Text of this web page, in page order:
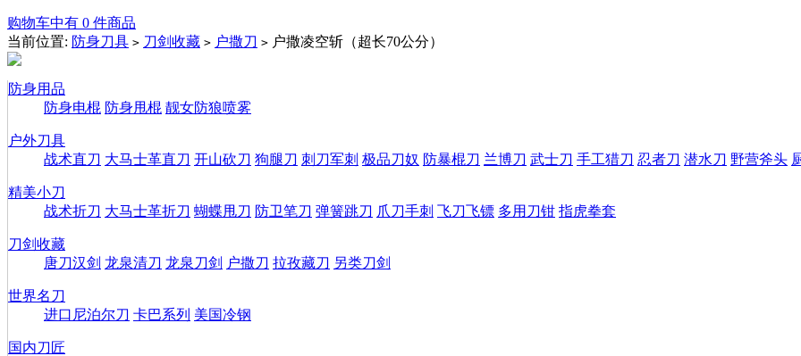
购物车中有 0 件商品
当前位置: 防身刀具 > 刀剑收藏 > 户撒刀 > 户撒凌空斩（超长70公分）
防身用品
防身电棍 防身甩棍 靓女防狼喷雾
户外刀具
战术直刀 大马士革直刀 开山砍刀 狗腿刀 刺刀军刺 极品刀奴 防暴棍刀 兰博刀 武士刀 手工猎刀 忍者刀 潜水刀 野营斧头
精美小刀
战术折刀 大马士革折刀 蝴蝶甩刀 防卫笔刀 弹簧跳刀 爪刀手刺 飞刀飞镖 多用刀钳 指虎拳套
刀剑收藏
唐刀汉剑 龙泉清刀 龙泉刀剑 户撒刀 拉孜藏刀 另类刀剑
世界名刀
进口尼泊尔刀 卡巴系列 美国冷钢
国内刀匠